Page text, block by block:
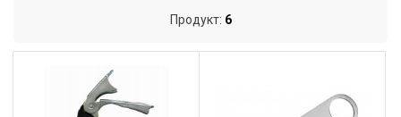
Продукт: 6